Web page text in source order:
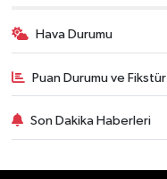
Hava Durumu
Puan Durumu ve Fikstür
Son Dakika Haberleri